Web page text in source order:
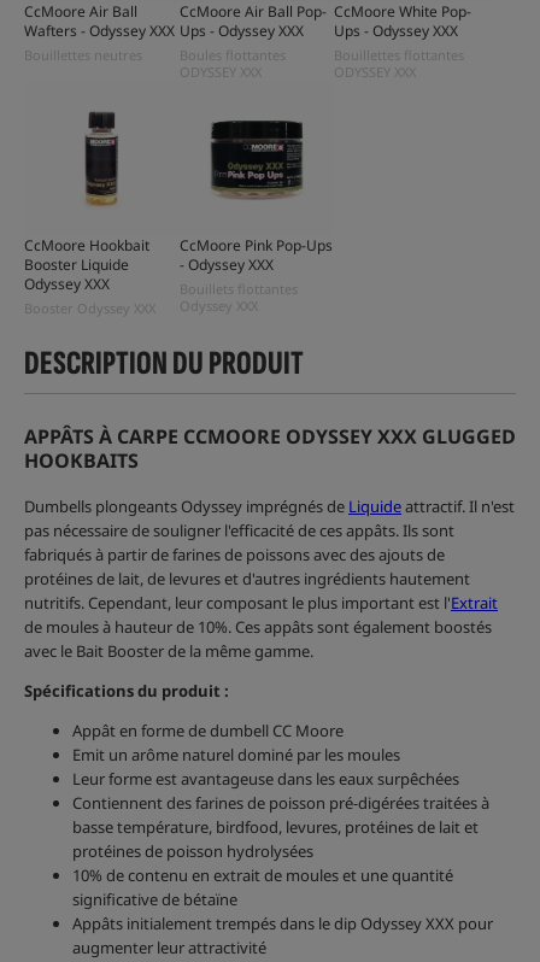
CcMoore Air Ball
Wafters - Odyssey XXX
Bouillettes neutres
CcMoore Air Ball Pop-
Ups - Odyssey XXX
Boules flottantes
ODYSSEY XXX
CcMoore White Pop-
Ups - Odyssey XXX
Bouillettes flottantes
ODYSSEY XXX
CcMoore Hookbait
Booster Liquide
Odyssey XXX
Booster Odyssey XXX
CcMoore Pink Pop-Ups
- Odyssey XXX
Bouillets flottantes
Odyssey XXX
DESCRIPTION DU PRODUIT
APPÂTS À CARPE CCMOORE ODYSSEY XXX GLUGGED
HOOKBAITS
Dumbells plongeants Odyssey imprégnés de Liquideattractif. Il n'est
pas nécessaire de souligner l'efficacité de ces appâts. Ils sont
fabriqués à partir de farines de poissons avec des ajouts de
protéines de lait, de levures et d'autres ingrédients hautement
nutritifs. Cependant, leur composant le plus important est l'Extrait
de moules à hauteur de 10%. Ces appâts sont également boostés
avec le Bait Booster de la même gamme.
Spécifications du produit :
Appât en forme de dumbell CC Moore
Emit un arôme naturel dominé par les moules
Leur forme est avantageuse dans les eaux surpêchées
Contiennent des farines de poisson pré-digérées traitées à
basse température, birdfood, levures, protéines de lait et
protéines de poisson hydrolysées
10% de contenu en extrait de moules et une quantité
significative de bétaïne
Appâts initialement trempés dans le dip Odyssey XXX pour
augmenter leur attractivité